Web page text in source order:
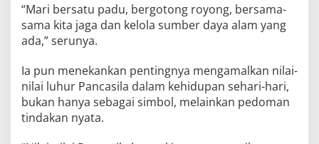
“Mari bersatu padu, bergotong royong, bersama-
sama kita jaga dan kelola sumber daya alam yang
ada,” serunya.
Ia pun menekankan pentingnya mengamalkan nilai-
nilai luhur Pancasila dalam kehidupan sehari-hari,
bukan hanya sebagai simbol, melainkan pedoman
tindakan nyata.